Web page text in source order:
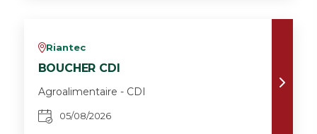
vRiantec
BOUCHER CDI
Agroalimentaire - CDI
05/08/2026